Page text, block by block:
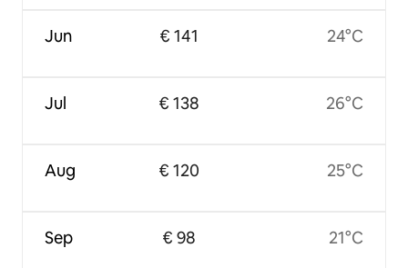
Jun
Jul
Aug
Sep
€ 141
€ 138
€ 120
€ 98
24°C
26°C
25°C
21°C